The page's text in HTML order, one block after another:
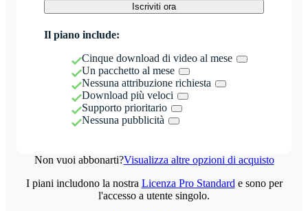
Iscriviti ora
Il piano include:
Cinque download di video al mese
Un pacchetto al mese
Nessuna attribuzione richiesta
Download più veloci
Supporto prioritario
Nessuna pubblicità
Non vuoi abbonarti?Visualizza altre opzioni di acquisto
I piani includono la nostra Licenza Pro Standard e sono per
l'accesso a utente singolo.